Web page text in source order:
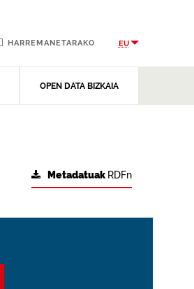
OPEN DATA BIZKAIA
HARREMANETARAKO EU
Metadatuak RDFn